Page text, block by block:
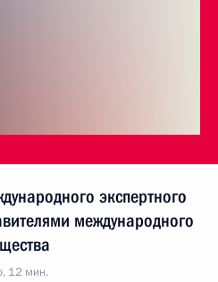
экспертного
международного
12 мин.